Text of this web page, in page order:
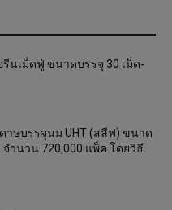
นเม็ดฟู่ ขนาดบรรจุ 30 เม็ด-
าษบรรจุนม UHT (สลีฟ) ขนาด
ำนวน 720,000 แพ็ค โดยวิธี